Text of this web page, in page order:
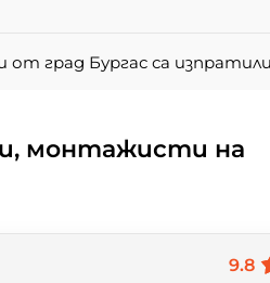
град Бургас са
монтажисти на
9.8